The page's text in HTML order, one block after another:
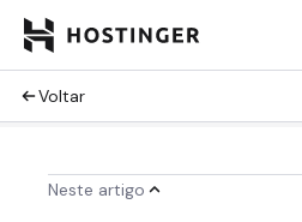
Voltar
Neste artigo